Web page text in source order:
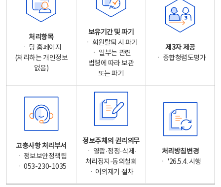
처리항목
ㆍ 당 홈페이지
(처리하는 개인정보
없음)
보유기간 및 파기
ㆍ 회원탈퇴 시 파기
ㆍ 일부는 관련
법령에 따라 보관
또는 파기
제3자 제공
ㆍ 종합청렴도평가
고충사항 처리부서
ㆍ 정보보안정책팀
ㆍ 053-230-1035
정보주체의 권리의무
ㆍ 열람·정정·삭제·
처리정지·동의철회
ㆍ이의제기 절차
처리방침변경
ㆍ '26.5.4. 시행